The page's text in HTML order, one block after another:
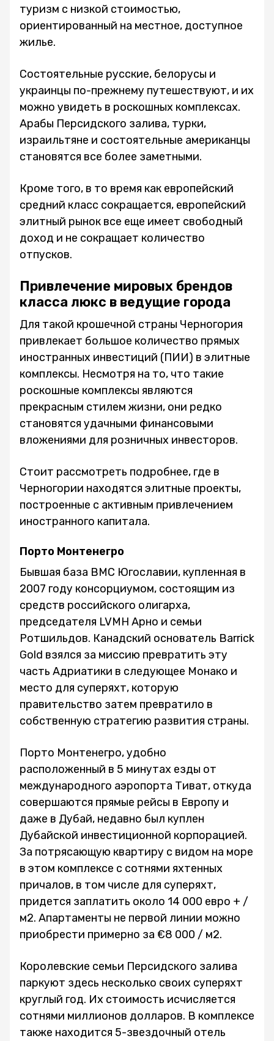
туризм с низкой стоимостью,
ориентированный на местное, доступное
жилье.
Состоятельные русские, белорусы и
украинцы по-прежнему путешествуют, и их
можно увидеть в роскошных комплексах.
Арабы Персидского залива, турки,
израильтяне и состоятельные американцы
становятся все более заметными.
Кроме того, в то время как европейский
средний класс сокращается, европейский
элитный рынок все еще имеет свободный
доход и не сокращает количество
отпусков.
Привлечение мировых брендов
класса люкс в ведущие города
Для такой крошечной страны Черногория
привлекает большое количество прямых
иностранных инвестиций (ПИИ) в элитные
комплексы. Несмотря на то, что такие
роскошные комплексы являются
прекрасным стилем жизни, они редко
становятся удачными финансовыми
вложениями для розничных инвесторов.
Стоит рассмотреть подробнее, где в
Черногории находятся элитные проекты,
построенные с активным привлечением
иностранного капитала.
Порто Монтенегро
Бывшая база ВМС Югославии, купленная в
2007 году консорциумом, состоящим из
средств российского олигарха,
председателя LVMH Арно и семьи
Ротшильдов. Канадский основатель Barrick
Gold взялся за миссию превратить эту
часть Адриатики в следующее Монако и
место для суперяхт, которую
правительство затем превратило в
собственную стратегию развития страны.
Порто Монтенегро, удобно
расположенный в 5 минутах езды от
международного аэропорта Тиват, откуда
совершаются прямые рейсы в Европу и
даже в Дубай, недавно был куплен
Дубайской инвестиционной корпорацией.
За потрясающую квартиру с видом на море
в этом комплексе с сотнями яхтенных
причалов, в том числе для суперяхт,
придется заплатить около 14 000 евро + /
м2. Апартаменты не первой линии можно
приобрести примерно за €8 000 / м2.
Королевские семьи Персидского залива
паркуют здесь несколько своих суперяхт
круглый год. Их стоимость исчисляется
сотнями миллионов долларов. В комплексе
также находится 5-звездочный отель